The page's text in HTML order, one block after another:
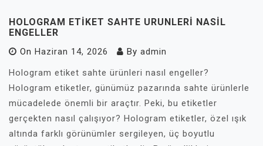
HOLOGRAM ETIKET SAHTE URUNLERI NASIL
ENGELLER
On Haziran 14, 2026 By admin
Hologram etiket sahte ürünleri nasıl engeller?
Hologram etiketler, günümüz pazarında sahte ürünlerle
mücadelede önemli bir araçtır. Peki, bu etiketler
gerçekten nasıl çalışıyor? Hologram etiketler, özel ışık
altında farklı görünümler sergileyen, üç boyutlu